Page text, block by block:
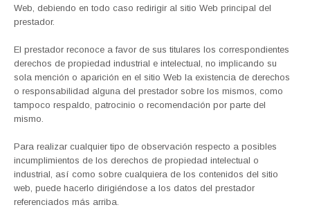
Web, debiendo en todo caso redirigir al sitio Web principal del
prestador.
El prestador reconoce a favor de sus titulares los correspondientes
derechos de propiedad industrial e intelectual, no implicando su
sola mención o aparición en el sitio Web la existencia de derechos
o responsabilidad alguna del prestador sobre los mismos, como
tampoco respaldo, patrocinio o recomendación por parte del
mismo.
Para realizar cualquier tipo de observación respecto a posibles
incumplimientos de los derechos de propiedad intelectual o
industrial, así como sobre cualquiera de los contenidos del sitio
web, puede hacerlo dirigiéndose a los datos del prestador
referenciados más arriba.